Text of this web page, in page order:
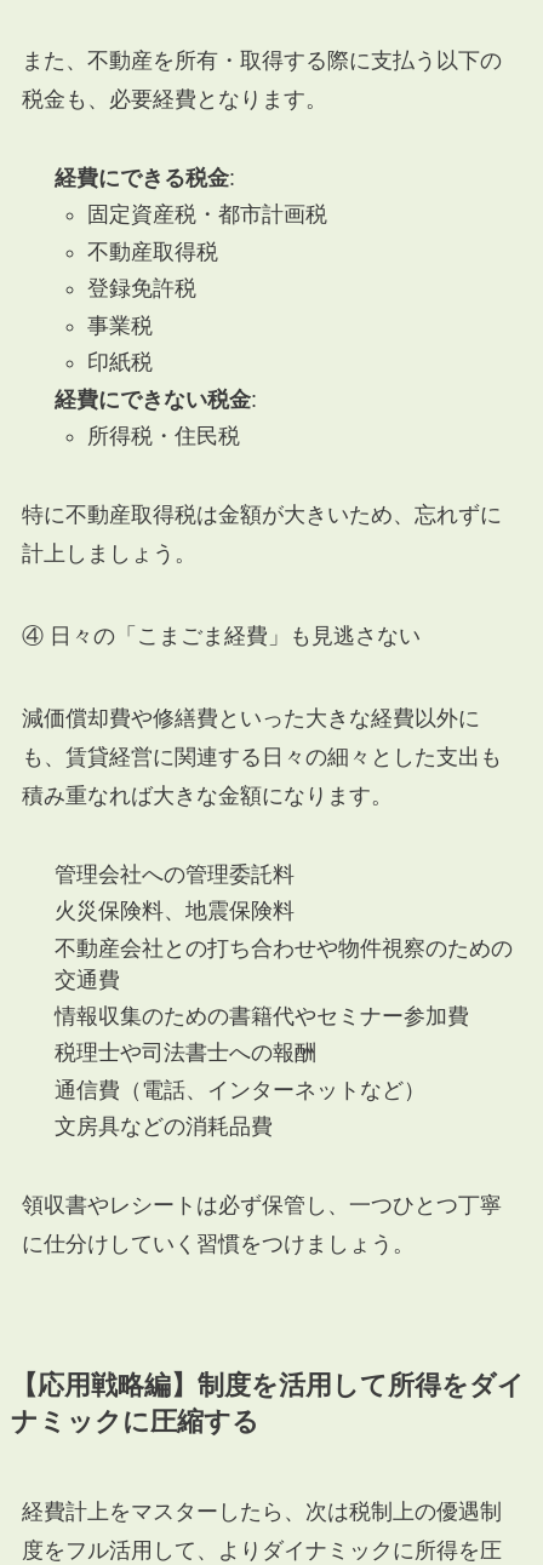
また、不動産を所有・取得する際に支払う以下の
税金も、必要経費となります。
経費にできる税金:
固定資産税・都市計画税
不動産取得税
登録免許税
事業税
印紙税
経費にできない税金:
所得税・住民税
特に不動産取得税は金額が大きいため、忘れずに
計上しましょう。
④ 日々の「こまごま経費」も見逃さない
減価償却費や修繕費といった大きな経費以外に
も、賃貸経営に関連する日々の細々とした支出も
積み重なれば大きな金額になります。
管理会社への管理委託料
火災保険料、地震保険料
不動産会社との打ち合わせや物件視察のための
交通費
情報収集のための書籍代やセミナー参加費
税理士や司法書士への報酬
通信費（電話、インターネットなど）
文房具などの消耗品費
領収書やレシートは必ず保管し、一つひとつ丁寧
に仕分けしていく習慣をつけましょう。
【応用戦略編】制度を活用して所得をダイ
ナミックに圧縮する
経費計上をマスターしたら、次は税制上の優遇制
度をフル活用して、よりダイナミックに所得を圧